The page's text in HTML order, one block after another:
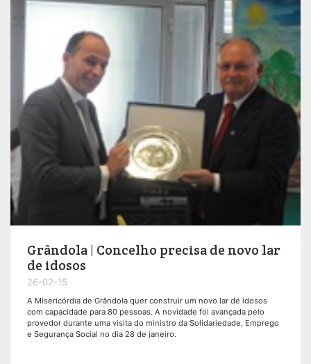
Grândola | Concelho precisa de novo lar
de idosos
26-02-15
A Misericórdia de Grândola quer construir um novo lar de idosos
com capacidade para 80 pessoas. A novidade foi avançada pelo
provedor durante uma visita do ministro da Solidariedade, Emprego
e Segurança Social no dia 28 de janeiro.